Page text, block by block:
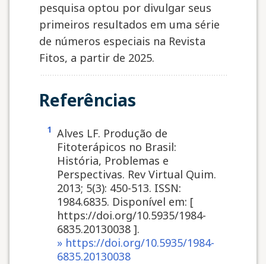
pesquisa optou por divulgar seus
primeiros resultados em uma série
de números especiais na Revista
Fitos, a partir de 2025.
Referências
1
Alves LF. Produção de
Fitoterápicos no Brasil:
História, Problemas e
Perspectivas. Rev Virtual Quim.
2013; 5(3): 450-513. ISSN:
1984.6835. Disponível em: [
https://doi.org/10.5935/1984-
6835.20130038 ].
» https://doi.org/10.5935/1984-
6835.20130038